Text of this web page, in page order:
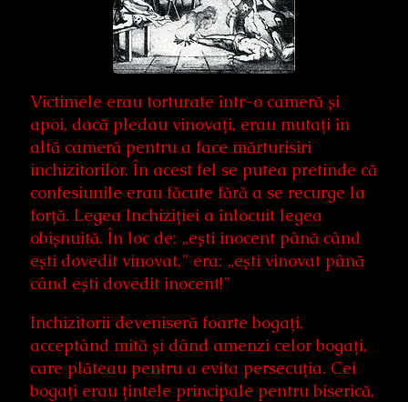
Victimele erau torturate într-o cameră și
apoi, dacă pledau vinovați, erau mutați în
altă cameră pentru a face mărturisiri
inchizitorilor. În acest fel se putea pretinde că
confesiunile erau făcute fără a se recurge la
forță. Legea Inchiziției a înlocuit legea
obișnuită. În loc de: „ești inocent până când
ești dovedit vinovat,” era: „ești vinovat până
când ești dovedit inocent!”
Inchizitorii deveniseră foarte bogați,
acceptând mită și dând amenzi celor bogați,
care plăteau pentru a evita persecuția. Cei
bogați erau țintele principale pentru biserică,